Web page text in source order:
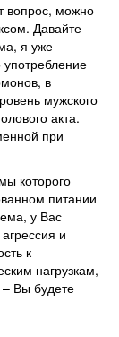
вопрос, можно
Давайте
я уже
в
мужского
акта.
при
которого
питании
у Вас
и
к
нагрузкам,
Вы будете